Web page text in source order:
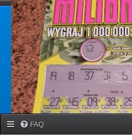
forumlotek.pl
Forum gier liczbowych
FAQ